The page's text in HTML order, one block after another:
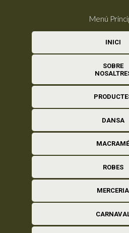
Menú
INICI
SOBRE
DANSA
MACRAMÉ
ROBES
MERCERIA